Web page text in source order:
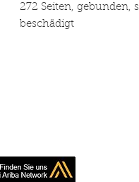
272 Seiten, gebunden,
beschädigt